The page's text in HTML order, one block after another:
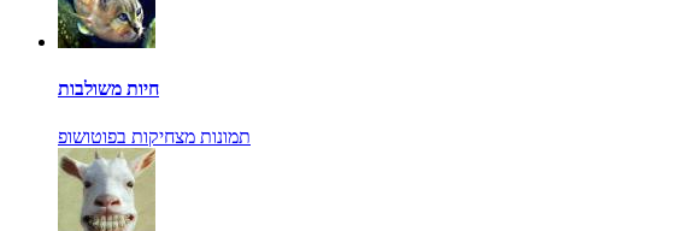
חיות משולבות
תמונות מצחיקות בפוטושופ